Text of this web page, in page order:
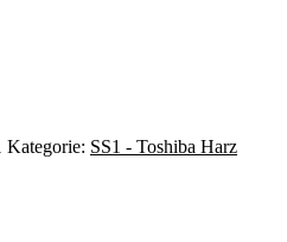
Kategorie: SS1 - Toshiba Harz